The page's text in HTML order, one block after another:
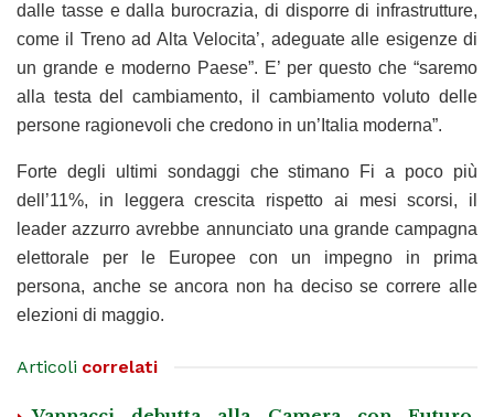
dalle tasse e dalla burocrazia, di disporre di infrastrutture,
come il Treno ad Alta Velocita’, adeguate alle esigenze di
un grande e moderno Paese”. E’ per questo che “saremo
alla testa del cambiamento, il cambiamento voluto delle
persone ragionevoli che credono in un’Italia moderna”.
Forte degli ultimi sondaggi che stimano Fi a poco più
dell’11%, in leggera crescita rispetto ai mesi scorsi, il
leader azzurro avrebbe annunciato una grande campagna
elettorale per le Europee con un impegno in prima
persona, anche se ancora non ha deciso se correre alle
elezioni di maggio.
Articoli correlati